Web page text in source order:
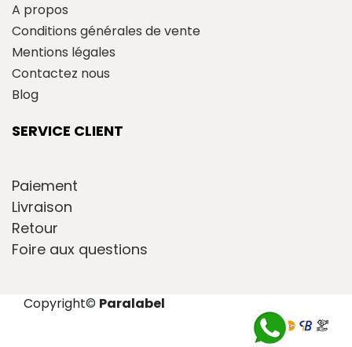
A propos
Conditions générales de vente
Mentions légales
Contactez nous
Blog
SERVICE CLIENT
Paiement
Livraison
Retour
Foire aux questions
Copyright© Paralabel